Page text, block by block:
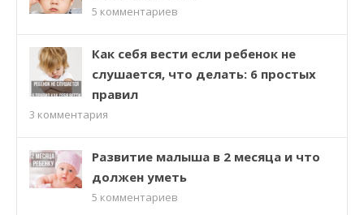
5 комментариев
Как себя вести если ребенок не
слушается, что делать: 6 простых
правил
3 комментария
Развитие малыша в 2 месяца и что
должен уметь
5 комментариев